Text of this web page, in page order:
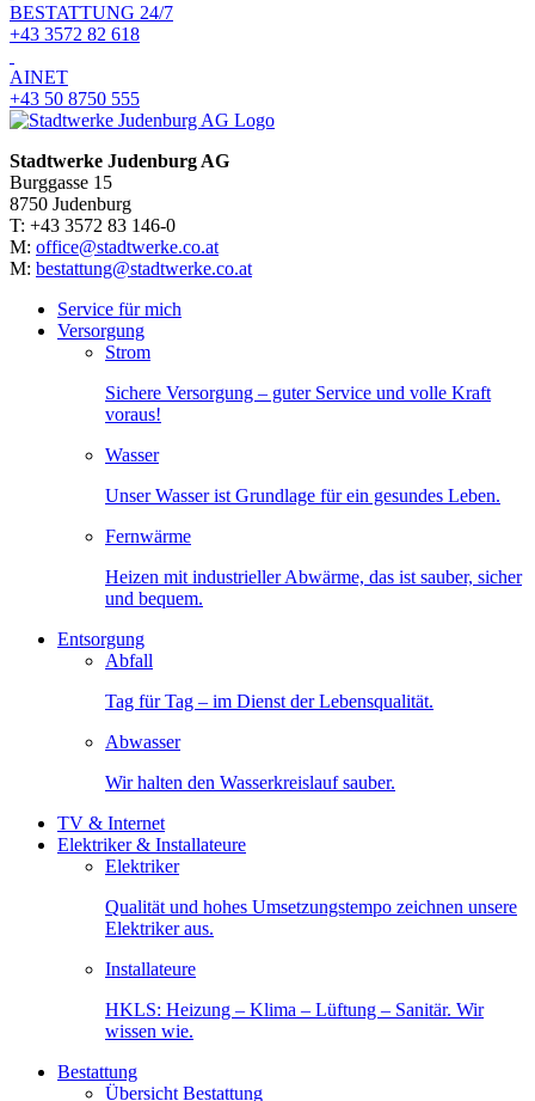
BESTATTUNG 24/7
+43 3572 82 618
AINET
+43 50 8750 555
Stadtwerke Judenburg AG
Burggasse 15
8750 Judenburg
T: +43 3572 83 146-0
M: office@stadtwerke.co.at
M: bestattung@stadtwerke.co.at
Service für mich
Versorgung
Strom
Sichere Versorgung – guter Service und volle Kraft
voraus!
Wasser
Unser Wasser ist Grundlage für ein gesundes Leben.
Fernwärme
Heizen mit industrieller Abwärme, das ist sauber, sicher
und bequem.
Entsorgung
Abfall
Tag für Tag – im Dienst der Lebensqualität.
Abwasser
Wir halten den Wasserkreislauf sauber.
TV & Internet
Elektriker & Installateure
Elektriker
Qualität und hohes Umsetzungstempo zeichnen unsere
Elektriker aus.
Installateure
HKLS: Heizung – Klima – Lüftung – Sanitär. Wir
wissen wie.
Bestattung
Übersicht Bestattung